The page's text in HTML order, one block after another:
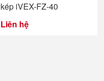
kép iVEX-FZ-40
Liên hệ